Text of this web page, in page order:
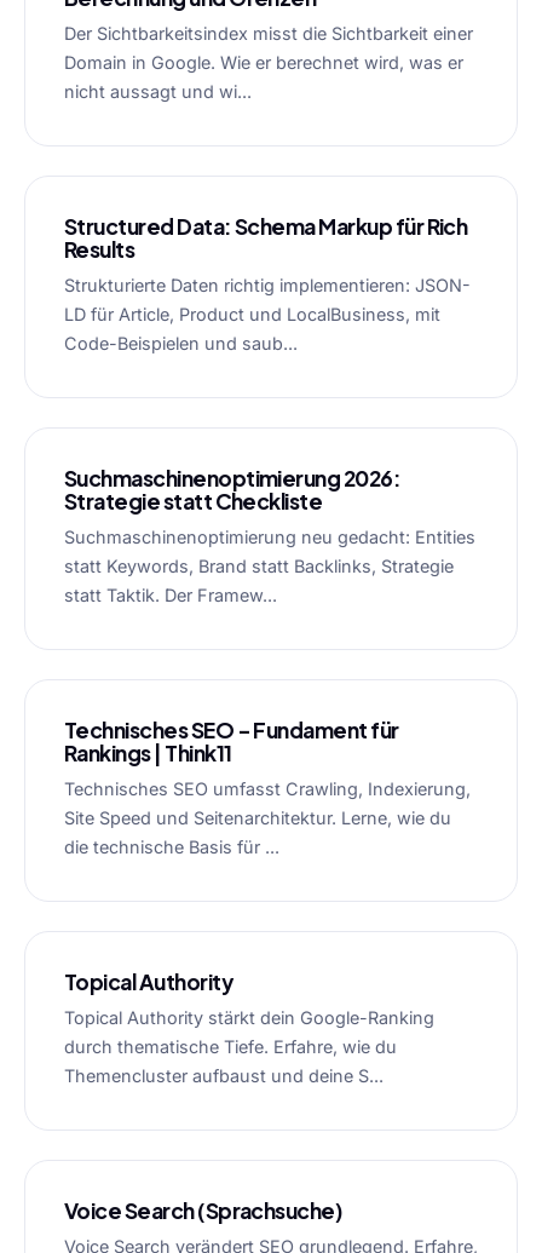
Der Sichtbarkeitsindex misst die Sichtbarkeit einer
Domain in Google. Wie er berechnet wird, was er
nicht aussagt und wi...
Structured Data: Schema Markup für Rich
Results
Strukturierte Daten richtig implementieren: JSON-
LD für Article, Product und LocalBusiness, mit
Code-Beispielen und saub...
Suchmaschinenoptimierung 2026:
Strategie statt Checkliste
Suchmaschinenoptimierung neu gedacht: Entities
statt Keywords, Brand statt Backlinks, Strategie
statt Taktik. Der Framew...
Technisches SEO – Fundament für
Rankings | Think11
Technisches SEO umfasst Crawling, Indexierung,
Site Speed und Seitenarchitektur. Lerne, wie du
die technische Basis für ...
Topical Authority
Topical Authority stärkt dein Google-Ranking
durch thematische Tiefe. Erfahre, wie du
Themencluster aufbaust und deine S...
Voice Search (Sprachsuche)
Voice Search verändert SEO grundlegend. Erfahre,